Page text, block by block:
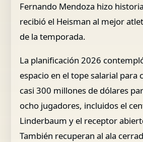
Fernando Mendoza hizo
recibió el Heisman al mejor
de la temporada.
La planificación 2026
espacio en el tope salarial
casi 300 millones de dólares
ocho jugadores, incluidos el
Linderbaum y el receptor
También recuperan al ala